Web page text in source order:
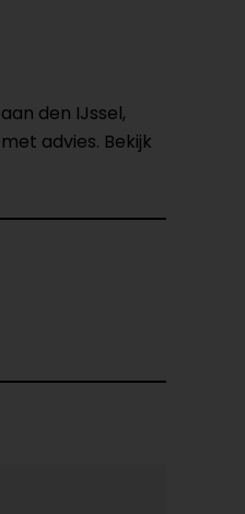
den IJssel,
advies. Bekijk